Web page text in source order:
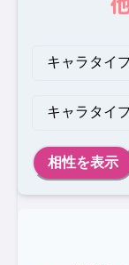
相性を表示